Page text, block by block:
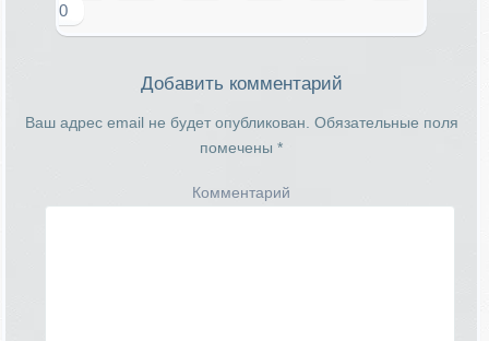
0
Добавить комментарий
Ваш адрес email не будет опубликован. Обязательные поля
помечены *
Комментарий